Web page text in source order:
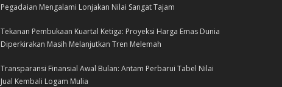
Pegadaian Mengalami Lonjakan Nilai Sangat Tajam
Tekanan Pembukaan Kuartal Ketiga: Proyeksi Harga Emas Dunia
Diperkirakan Masih Melanjutkan Tren Melemah
Transparansi Finansial Awal Bulan: Antam Perbarui Tabel Nilai
Jual Kembali Logam Mulia